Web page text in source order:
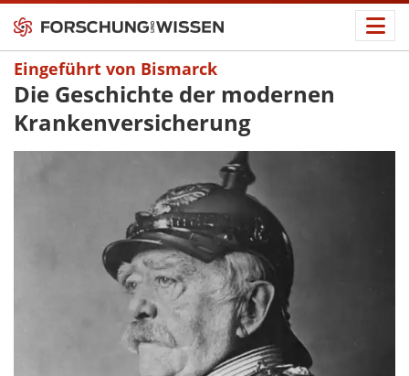
Eingeführt von Bismarck
Die Geschichte der modernen
Krankenversicherung